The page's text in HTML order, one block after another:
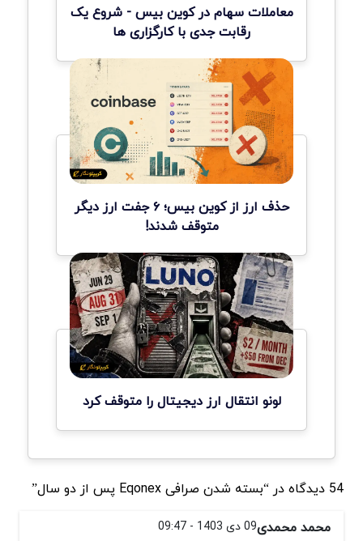
معاملات سهام در کوین بیس - شروع یک
رقابت جدی با کارگزاری ها
حذف ارز از کوین بیس؛ ۶ جفت ارز دیگر
متوقف شدند!
لونو انتقال ارز دیجیتال را متوقف کرد
54 دیدگاه در “بسته شدن صرافی Eqonex پس از دو سال”
محمد محمدی09 دی 1403 - 09:47